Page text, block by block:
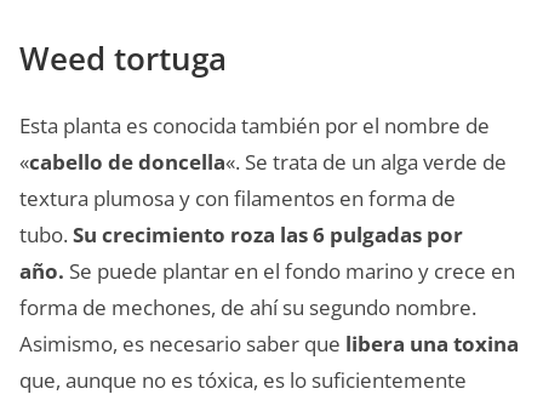
Weed tortuga
Esta planta es conocida también por el nombre de
«cabello de doncella«. Se trata de un alga verde de
textura plumosa y con filamentos en forma de
tubo.Su crecimiento roza las 6 pulgadas por
año. Se puede plantar en el fondo marino y crece en
forma de mechones, de ahí su segundo nombre.
Asimismo, es necesario saber que libera una toxina
que, aunque no es tóxica, es lo suficientemente